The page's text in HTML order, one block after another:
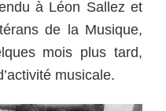
à Léon Sallez et
de la Musique,
mois plus tard,
musicale.